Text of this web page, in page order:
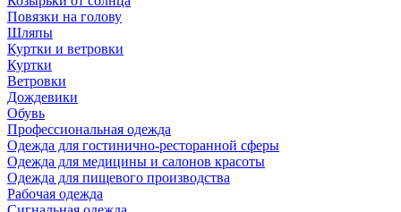
Повязки на голову
Шляпы
Куртки и ветровки
Куртки
Ветровки
Дождевики
Обувь
Профессиональная одежда
Одежда для гостинично-ресторанной сферы
Одежда для медицины и салонов красоты
Одежда для пищевого производства
Рабочая одежда